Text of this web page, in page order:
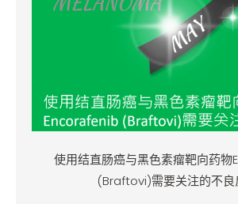
使用结直肠癌与黑色素瘤靶向药
(Braftovi)需要关注的不良